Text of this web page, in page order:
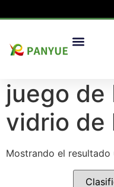
Hogar/producto /
juego de
vidrio de
Mostrando el resultado